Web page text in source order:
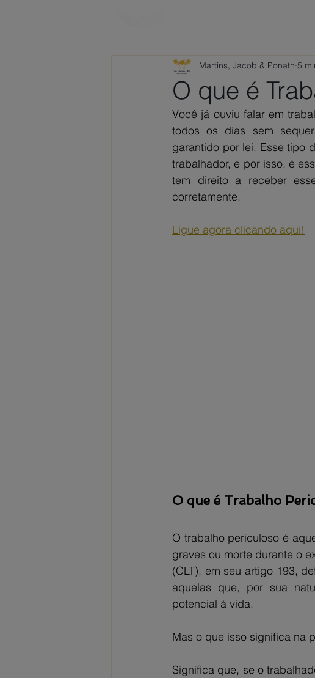
O que é
Martins, Jacob & Ponath 5
Você já ouviu falar em
todos os dias sem
garantido por lei. Esse tipo
trabalhador, e por isso, é
tem direito a receber
corretamente.
Ligue agora clicando aqui!
O que é Trabalho
O trabalho periculoso é
graves ou morte durante o
(CLT), em seu artigo 193,
aquelas que, por sua
potencial à vida.
Mas o que isso significa na
Significa que, se o